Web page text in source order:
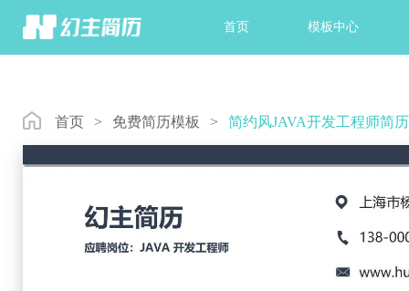
首页 模板中心
首页 > 免费简历模板 > 简约风JAVA开发工程师简